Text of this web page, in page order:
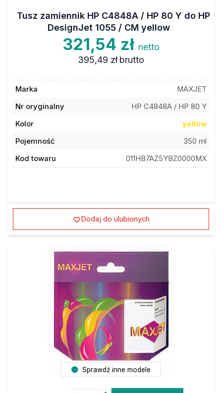
Tusz zamiennik HP C4848A / HP 80 Y do HP
DesignJet 1055 / CM yellow
321,54 zł netto
395,49 zł brutto
Marka
MAXJET
Nr oryginalny
HP C4848A / HP 80 Y
Kolor
yellow
Pojemność
350 ml
Kod towaru
011HB7AZ5YBZ0000MX
Dodaj do ulubionych
Sprawdź inne modele